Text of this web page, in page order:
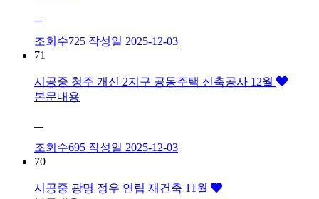
조회수725 작성일 2025-12-03
71
시공중 청주 개신 2지구 공동주택 신축공사 12월
본문내용
조회수695 작성일 2025-12-03
70
시공중 광명 정우 연립 재건축 11월